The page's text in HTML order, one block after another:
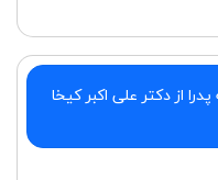
از دکتر علی اکبر کیخا